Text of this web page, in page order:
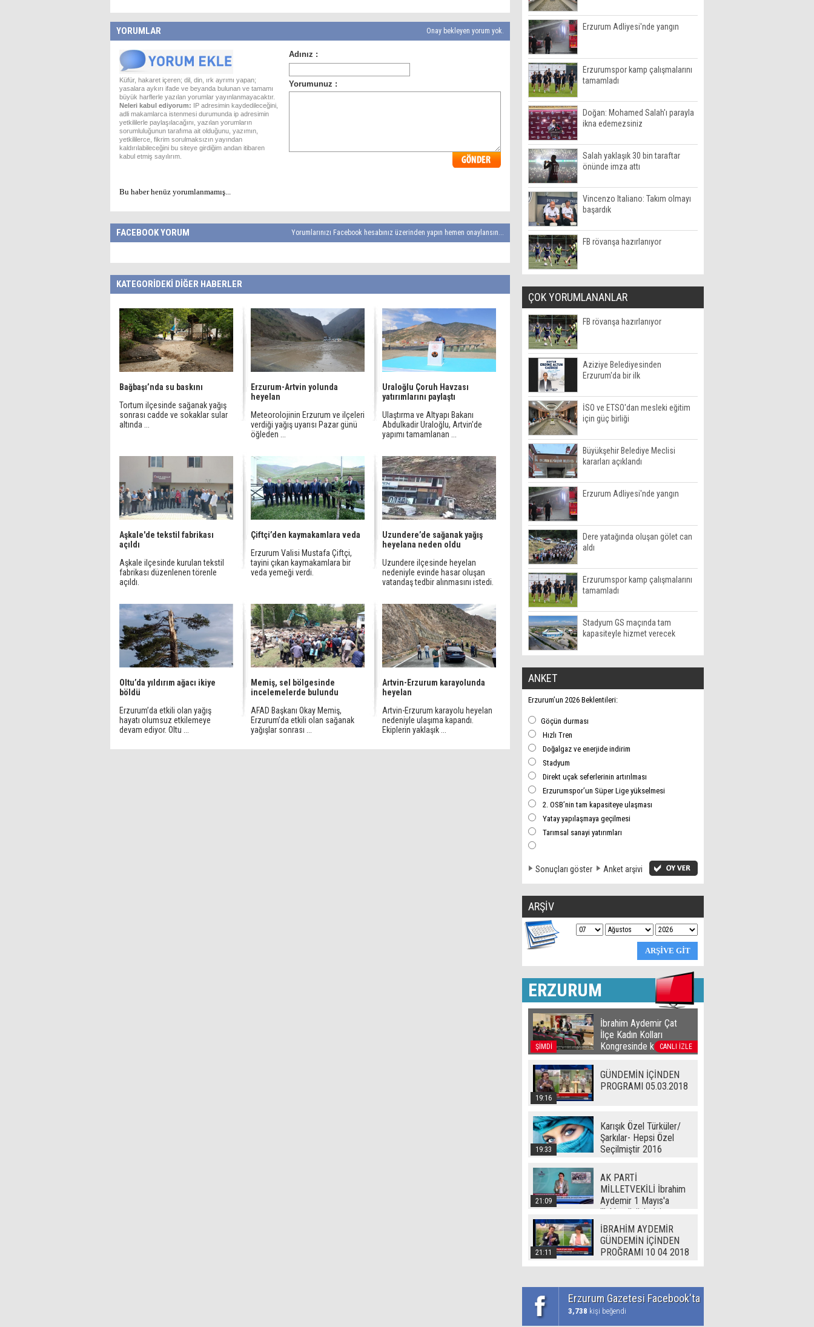
YORUMLAR Onay bekleyen yorum yok.
Küfür, hakaret içeren; dil, din, ırk ayrımı yapan;
yasalara aykırı ifade ve beyanda bulunan ve tamamı
büyük harflerle yazılan yorumlar yayınlanmayacaktır.
Neleri kabul ediyorum: IP adresimin kaydedileceğini,
adli makamlarca istenmesi durumunda ip adresimin
yetkililerle paylaşılacağını, yazılan yorumların
sorumluluğunun tarafıma ait olduğunu, yazımın,
yetkililerce, fikrim sorulmaksızın yayından
kaldırılabileceğini bu siteye girdiğim andan itibaren
kabul etmiş sayılırım.
Bu haber henüz yorumlanmamış...
FACEBOOK YORUM Yorumlarınızı Facebook hesabınız üzerinden yapın hemen onaylansın...
KATEGORİDEKİ DİĞER HABERLER
Bağbaşı’nda su baskını
Tortum ilçesinde sağanak yağış
sonrası cadde ve sokaklar sular
altında ...
Erzurum-Artvin yolunda
heyelan
Meteorolojinin Erzurum ve ilçeleri
verdiği yağış uyarısı Pazar günü
öğleden ...
Uraloğlu Çoruh Havzası
yatırımlarını paylaştı
Ulaştırma ve Altyapı Bakanı
Abdulkadir Uraloğlu, Artvin'de
yapımı tamamlanan ...
Aşkale'de tekstil fabrikası
açıldı
Aşkale ilçesinde kurulan tekstil
fabrikası düzenlenen törenle
açıldı.
Çiftçi’den kaymakamlara veda
Erzurum Valisi Mustafa Çiftçi,
tayini çıkan kaymakamlara bir
veda yemeği verdi.
Uzundere’de sağanak yağış
heyelana neden oldu
Uzundere ilçesinde heyelan
nedeniyle evinde hasar oluşan
vatandaş tedbir alınmasını istedi.
Oltu’da yıldırım ağacı ikiye
böldü
Erzurum’da etkili olan yağış
hayatı olumsuz etkilemeye
devam ediyor. Oltu ...
Memiş, sel bölgesinde
incelemelerde bulundu
AFAD Başkanı Okay Memiş,
Erzurum’da etkili olan sağanak
yağışlar sonrası ...
Artvin-Erzurum karayolunda
heyelan
Artvin-Erzurum karayolu heyelan
nedeniyle ulaşıma kapandı.
Ekiplerin yaklaşık ...
Erzurum Adliyesi'nde yangın
Erzurumspor kamp çalışmalarını
tamamladı
Doğan: Mohamed Salah'ı parayla
ikna edemezsiniz
Salah yaklaşık 30 bin taraftar
önünde imza attı
Vincenzo Italiano: Takım olmayı
başardık
FB rövanşa hazırlanıyor
ÇOK YORUMLANANLAR
FB rövanşa hazırlanıyor
Aziziye Belediyesinden
Erzurum'da bir ilk
İSO ve ETSO'dan mesleki eğitim
için güç birliği
Büyükşehir Belediye Meclisi
kararları açıklandı
Erzurum Adliyesi'nde yangın
Dere yatağında oluşan gölet can
aldı
Erzurumspor kamp çalışmalarını
tamamladı
Stadyum GS maçında tam
kapasiteyle hizmet verecek
ANKET
Erzurum’un 2026 Beklentileri:
Göçün durması
Hızlı Tren
Doğalgaz ve enerjide indirim
Stadyum
Direkt uçak seferlerinin artırılması
Erzurumspor’un Süper Lige yükselmesi
2. OSB’nin tam kapasiteye ulaşması
Yatay yapılaşmaya geçilmesi
Tarımsal sanayi yatırımları
Sonuçları göster Anket arşivi
ARŞİV
ERZURUM
ŞİMDİ CANLI İZLE
İbrahim Aydemir Çat
İlçe Kadın Kolları
Kongresinde konuştu
19:16
GÜNDEMİN İÇİNDEN
PROGRAMI 05.03.2018
19:33
Karışık Özel Türküler/
Şarkılar- Hepsi Özel
Seçilmiştir 2016
21:09
AK PARTİ
MİLLETVEKİLİ İbrahim
Aydemir 1 Mayıs'a
ilişkin görüşlerini
Erzurum Gazetesi'ne
açıkladı
21:11
İBRAHİM AYDEMİR
GÜNDEMİN İÇİNDEN
PROĞRAMI 10 04 2018
Erzurum Gazetesi Facebook'ta
3,738 kişi beğendi